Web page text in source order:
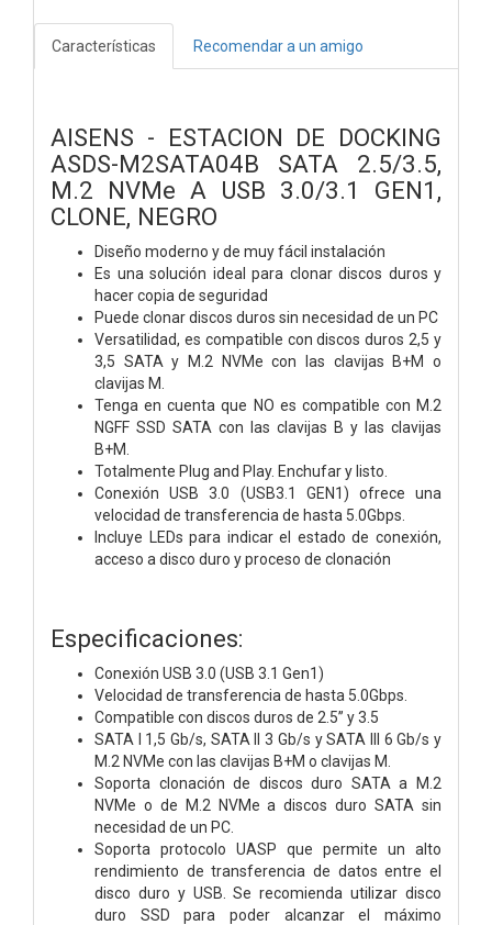
Características Recomendar a un amigo
AISENS - ESTACION DE DOCKING
ASDS-M2SATA04B SATA 2.5/3.5,
M.2 NVMe A USB 3.0/3.1 GEN1,
CLONE, NEGRO
Diseño moderno y de muy fácil instalación
Es una solución ideal para clonar discos duros y
hacer copia de seguridad
Puede clonar discos duros sin necesidad de un PC
Versatilidad, es compatible con discos duros 2,5 y
3,5 SATA y M.2 NVMe con las clavijas B+M o
clavijas M.
Tenga en cuenta que NO es compatible con M.2
NGFF SSD SATA con las clavijas B y las clavijas
B+M.
Totalmente Plug and Play. Enchufar y listo.
Conexión USB 3.0 (USB3.1 GEN1) ofrece una
velocidad de transferencia de hasta 5.0Gbps.
Incluye LEDs para indicar el estado de conexión,
acceso a disco duro y proceso de clonación
Especificaciones:
Conexión USB 3.0 (USB 3.1 Gen1)
Velocidad de transferencia de hasta 5.0Gbps.
Compatible con discos duros de 2.5” y 3.5
SATA I 1,5 Gb/s, SATA II 3 Gb/s y SATA III 6 Gb/s y
M.2 NVMe con las clavijas B+M o clavijas M.
Soporta clonación de discos duro SATA a M.2
NVMe o de M.2 NVMe a discos duro SATA sin
necesidad de un PC.
Soporta protocolo UASP que permite un alto
rendimiento de transferencia de datos entre el
disco duro y USB. Se recomienda utilizar disco
duro SSD para poder alcanzar el máximo